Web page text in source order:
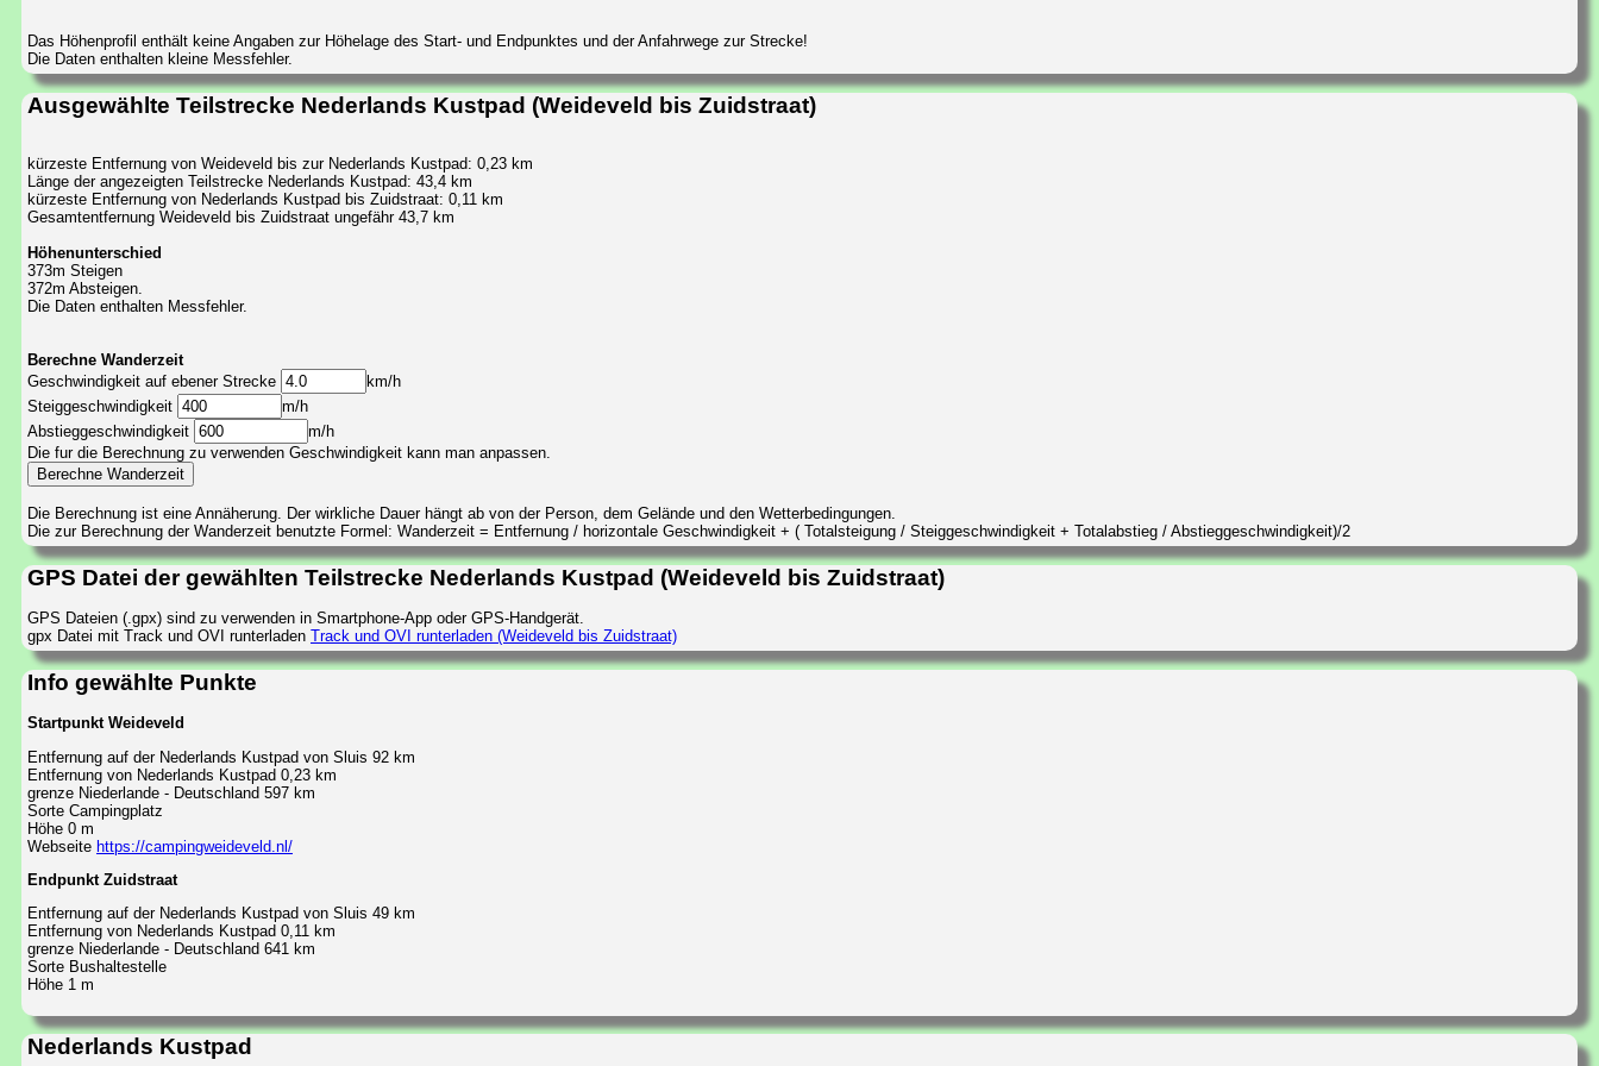
Das Höhenprofil enthält keine Angaben zur Höhelage des Start- und Endpunktes und der Anfahrwege zur Strecke!
Die Daten enthalten kleine Messfehler.
Ausgewählte Teilstrecke Nederlands Kustpad (Weideveld bis Zuidstraat)
kürzeste Entfernung von Weideveld bis zur Nederlands Kustpad: 0,23 km
Länge der angezeigten Teilstrecke Nederlands Kustpad: 43,4 km
kürzeste Entfernung von Nederlands Kustpad bis Zuidstraat: 0,11 km
Gesamtentfernung Weideveld bis Zuidstraat ungefähr 43,7 km
Höhenunterschied
373m Steigen
372m Absteigen.
Die Daten enthalten Messfehler.
Berechne Wanderzeit
Geschwindigkeit auf ebener Strecke
km/h
Steiggeschwindigkeit
m/h
Abstieggeschwindigkeit
m/h
Die fur die Berechnung zu verwenden Geschwindigkeit kann man anpassen.
Die Berechnung ist eine Annäherung. Der wirkliche Dauer hängt ab von der Person, dem Gelände und den Wetterbedingungen.
Die zur Berechnung der Wanderzeit benutzte Formel: Wanderzeit = Entfernung / horizontale Geschwindigkeit + ( Totalsteigung / Steiggeschwindigkeit + Totalabstieg / Abstieggeschwindigkeit)/2
GPS Datei der gewählten Teilstrecke Nederlands Kustpad (Weideveld bis Zuidstraat)
GPS Dateien (.gpx) sind zu verwenden in Smartphone-App oder GPS-Handgerät.
gpx Datei mit Track und OVI runterladen Track und OVI runterladen (Weideveld bis Zuidstraat)
Info gewählte Punkte
Startpunkt Weideveld
Entfernung auf der Nederlands Kustpad von Sluis 92 km
Entfernung von Nederlands Kustpad 0,23 km
grenze Niederlande - Deutschland 597 km
Sorte Campingplatz
Höhe 0 m
Webseite https://campingweideveld.nl/
Endpunkt Zuidstraat
Entfernung auf der Nederlands Kustpad von Sluis 49 km
Entfernung von Nederlands Kustpad 0,11 km
grenze Niederlande - Deutschland 641 km
Sorte Bushaltestelle
Höhe 1 m
Nederlands Kustpad